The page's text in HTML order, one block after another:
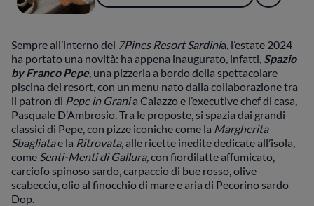
Sempre all’interno del 7Pines Resort Sardinia, l’estate 2024
ha portato una novità: ha appena inaugurato, infatti, Spazio
by Franco Pepe, una pizzeria a bordo della spettacolare
piscina del resort, con un menu nato dalla collaborazione tra
il patron di Pepe in Grania Caiazzo e l’executive chef di casa,
Pasquale D’Ambrosio. Tra le proposte, si spazia dai grandi
classici di Pepe, con pizze iconiche come la Margherita
Sbagliatae la Ritrovata, alle ricette inedite dedicate all’isola,
come Senti-Menti di Gallura,con fiordilatte affumicato,
carciofo spinoso sardo, carpaccio di bue rosso, olive
scabecciu, olio al finocchio di mare e aria di Pecorino sardo
Dop.